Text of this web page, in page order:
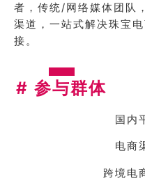
者，传统/网络媒体团队
渠道，一站式解决珠宝
接。
# 参与群体
国内
电商
跨境电